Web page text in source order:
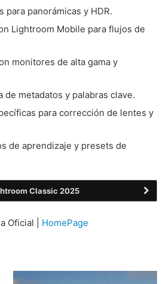
para panorámicas y HDR.
Lightroom Mobile para flujos de
monitores de alta gama y
de metadatos y palabras clave.
para corrección de lentes y
de aprendizaje y presets de
Classic 2025
Oficial | HomePage